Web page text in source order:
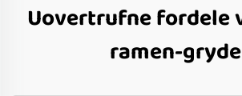
Uovertrufne fordele
ramen-